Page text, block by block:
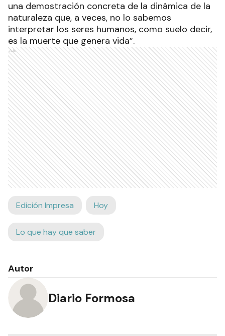
una demostración concreta de la dinámica de la
naturaleza que, a veces, no lo sabemos
interpretar los seres humanos, como suelo decir,
es la muerte que genera vida”.
Ads
Edición Impresa Hoy
Lo que hay que saber
Autor
Diario Formosa